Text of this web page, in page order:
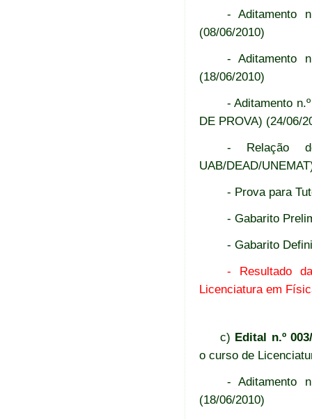
- Aditamento
(08/06/2010)
- Aditamento
(18/06/2010)
- Aditamento
DE PROVA) (24/06/
- Relação
UAB/DEAD/
- Prova para
- Gabarito
- Gabarito
- Resultado
Licenciatura em
c) Edital n.º
o curso de
- Aditamento
(18/06/2010)